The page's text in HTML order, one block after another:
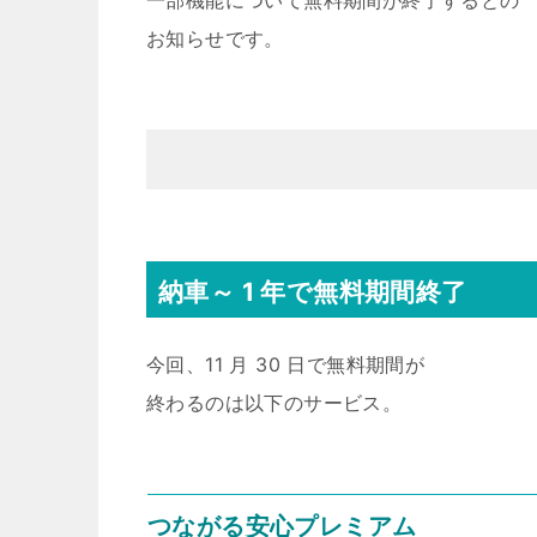
お知らせです。
納車～ 1 年で無料期間終了
今回、11 月 30 日で無料期間が
終わるのは以下のサービス。
つながる安心プレミアム